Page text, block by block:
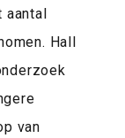
aantal
Hall
van